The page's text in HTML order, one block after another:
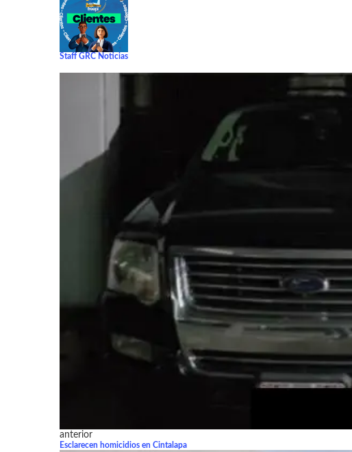
Staff GRC Noticias
anterior
Esclarecen homicidios en Cintalapa